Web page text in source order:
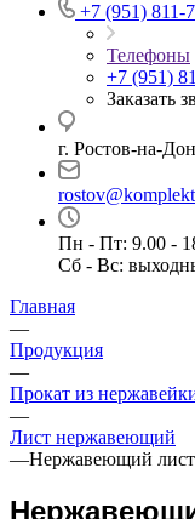
+7 (951) 811-
Телефоны
+7 (951)
Заказать
г. Ростов-на-
Пн - Пт: 9.00 -
Сб - Вс:
Главная
—
Продукция
—
Прокат из
—
Лист нержавеющий
—Нержавеющий